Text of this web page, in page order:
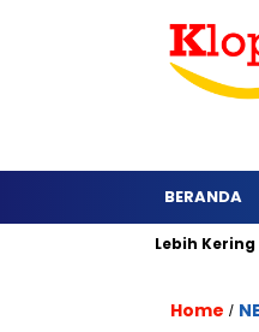
BERANDA
Barat Lebih Kering dan
Home /